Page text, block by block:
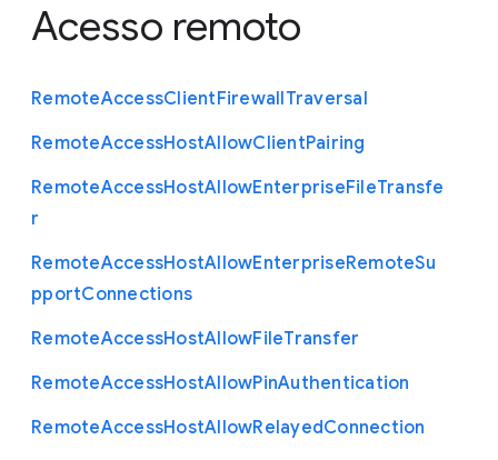
Acesso remoto
RemoteAccessClientFirewallTraversal
RemoteAccessHostAllowClientPairing
RemoteAccessHostAllowEnterpriseFileTransfe
r
RemoteAccessHostAllowEnterpriseRemoteSu
pportConnections
RemoteAccessHostAllowFileTransfer
RemoteAccessHostAllowPinAuthentication
RemoteAccessHostAllowRelayedConnection